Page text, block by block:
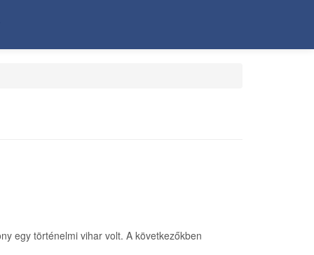
egy történelmi vihar volt. A következőkben